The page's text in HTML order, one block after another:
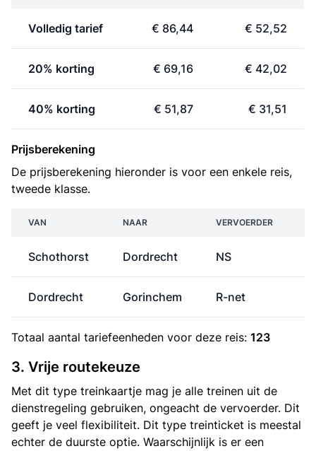
Volledig tarief € 86,44 € 52,52
20% korting € 69,16 € 42,02
40% korting € 51,87 € 31,51
Prijsberekening
De prijsberekening hieronder is voor een enkele reis,
tweede klasse.
VAN NAAR VERVOERDER
Schothorst Dordrecht NS
Dordrecht Gorinchem R-net
Totaal aantal tariefeenheden voor deze reis: 123
3. Vrije routekeuze
Met dit type treinkaartje mag je alle treinen uit de
dienstregeling gebruiken, ongeacht de vervoerder. Dit
geeft je veel flexibiliteit. Dit type treinticket is meestal
echter de duurste optie. Waarschijnlijk is er een